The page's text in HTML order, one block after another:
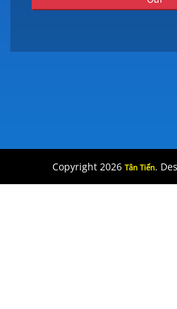
Copyright 2026 Tân Tiến.